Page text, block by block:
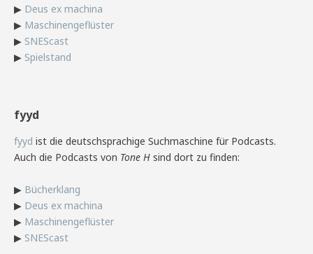
▶ Deus ex machina
▶ Maschinengeflüster
▶ SNEScast
▶ Spielstand
fyyd
fyyd ist die deutschsprachige Suchmaschine für Podcasts.
Auch die Podcasts von Tone H sind dort zu finden:
▶ Bücherklang
▶ Deus ex machina
▶ Maschinengeflüster
▶ SNEScast